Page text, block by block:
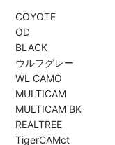
COYOTE
OD
BLACK
ウルフグレー
WL CAMO
MULTICAM
MULTICAM BK
REALTREE
TigerCAMct